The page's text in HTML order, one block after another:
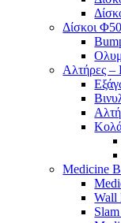
Δίσκοι
Αλτήρες
Medicine
Wall